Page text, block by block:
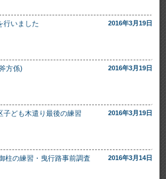
行いました 2016年3月19日
方係) 2016年3月19日
子ども木遣り最後の練習 2016年3月19日
柱の練習・曳行路事前調査 2016年3月14日